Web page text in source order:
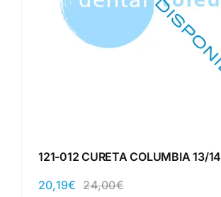
121-012 CURETA COLUMBIA 13/14
24,00€El
20,19€
El